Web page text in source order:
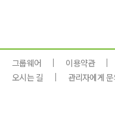
그룹웨어 이용약관
오시는 길
관리자에게